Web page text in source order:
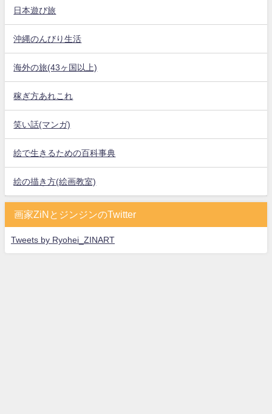
日本遊び旅
沖縄のんびり生活
海外の旅(43ヶ国以上)
稼ぎ方あれこれ
笑い話(マンガ)
絵で生きるための百科事典
絵の描き方(絵画教室)
画家ZiNとジンジンのTwitter
Tweets by Ryohei_ZINART